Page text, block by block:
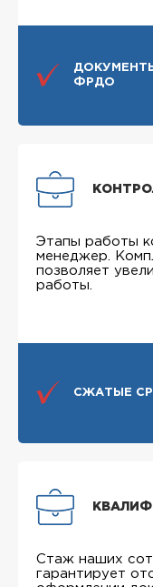
ФРДО
Этапы работы
менеджер.
позволяет
работы.
СЖАТЫЕ
Стаж наших
гарантирует